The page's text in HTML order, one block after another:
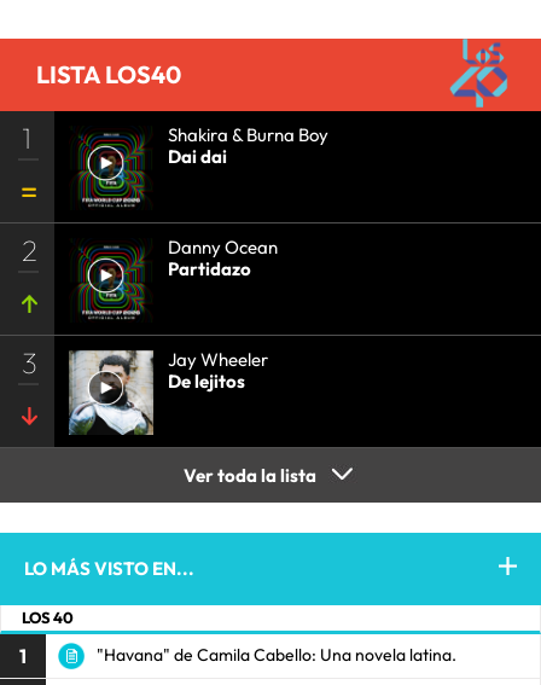
LISTA LOS40
1
Shakira & Burna Boy
Dai dai
2
Danny Ocean
Partidazo
3
Jay Wheeler
De lejitos
Ver toda la lista
LO MÁS VISTO EN...
LOS 40
1 "Havana" de Camila Cabello: Una novela latina.